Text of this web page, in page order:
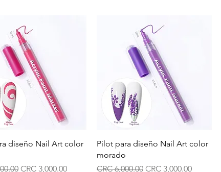
Quick View
diseño Nail Art color
Sale Price
CRC 3,000.00
Quick View
Pilot para diseño Nail Art color
morado
Regular Price
CRC 6,000.00 Sale Price
CRC 3,000.00